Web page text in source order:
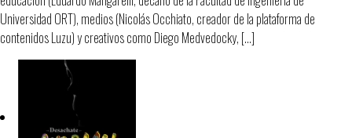
Universidad ORT), medios (Nicolás Occhiato, creador de la plataforma de
contenidos Luzu) y creativos como Diego Medvedocky, […]